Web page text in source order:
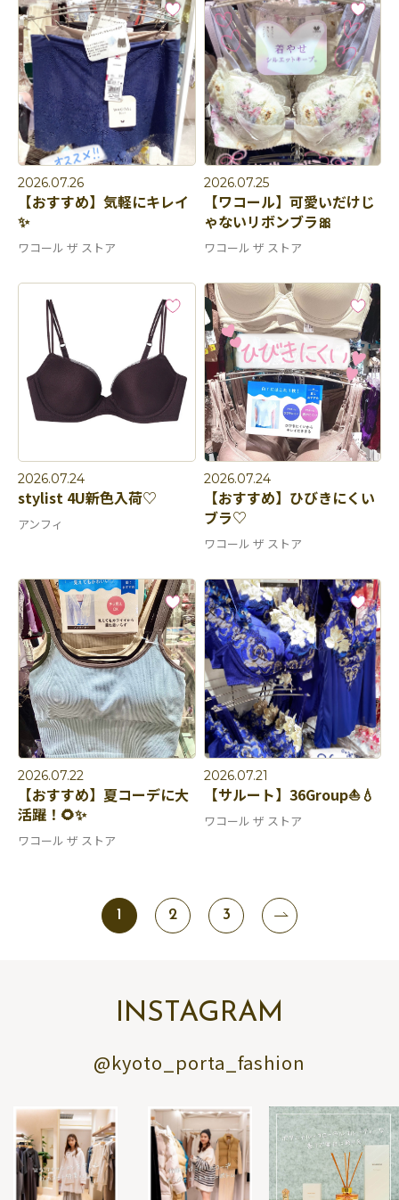
2026.07.26
【おすすめ】気軽にキレイ
✨
ワコール ザ ストア
2026.07.25
【ワコール】可愛いだけじ
ゃないリボンブラ🎀
ワコール ザ ストア
2026.07.24
stylist 4U新色入荷♡
アンフィ
2026.07.24
【おすすめ】ひびきにくい
ブラ♡
ワコール ザ ストア
2026.07.22
【おすすめ】夏コーデに大
活躍！🌻✨
ワコール ザ ストア
2026.07.21
【サルート】36Group⛵️💧
ワコール ザ ストア
1 2 3
INSTAGRAM
@kyoto_porta_fashion